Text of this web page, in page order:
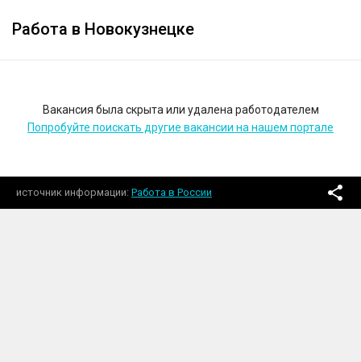
Работа в Новокузнецке
Вакансия была скрыта или удалена работодателем
Попробуйте поискать другие вакансии на нашем портале
источник информации Работа в России